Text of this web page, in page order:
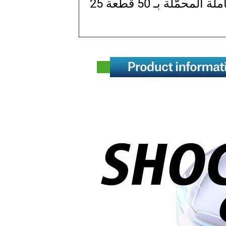
العلبة الكاملة المحمّلة بـ 50 قطعة 25